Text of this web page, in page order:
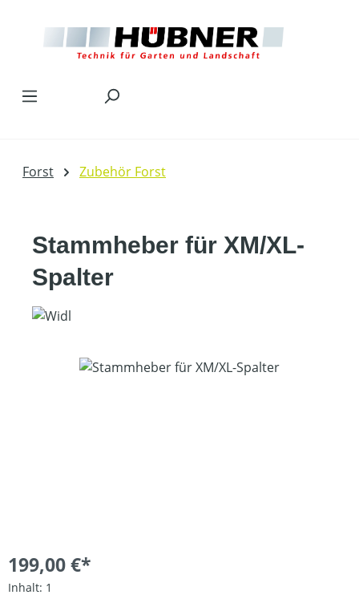
Forst Zubehör Forst
Stammheber für XM/XL-
Spalter
Bildergalerie überspringen
199,00 €*
Inhalt: 1